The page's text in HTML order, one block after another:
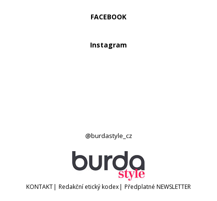
FACEBOOK
Instagram
@burdastyle_cz
KONTAKT| Redakční etický kodex| Předplatné NEWSLETTER